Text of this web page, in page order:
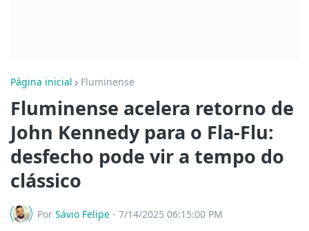
Página inicial Fluminense
Fluminense acelera retorno de
John Kennedy para o Fla-Flu:
desfecho pode vir a tempo do
clássico
Por Sávio Felipe - 7/14/2025 06:15:00 PM